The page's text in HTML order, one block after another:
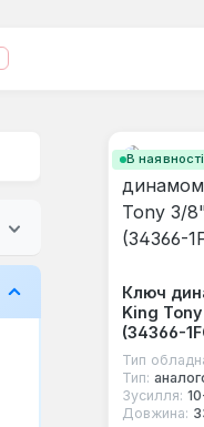
В наявності
Ключ
King
(34366-
Тип
Тип:
Зусилля:
Довжина: